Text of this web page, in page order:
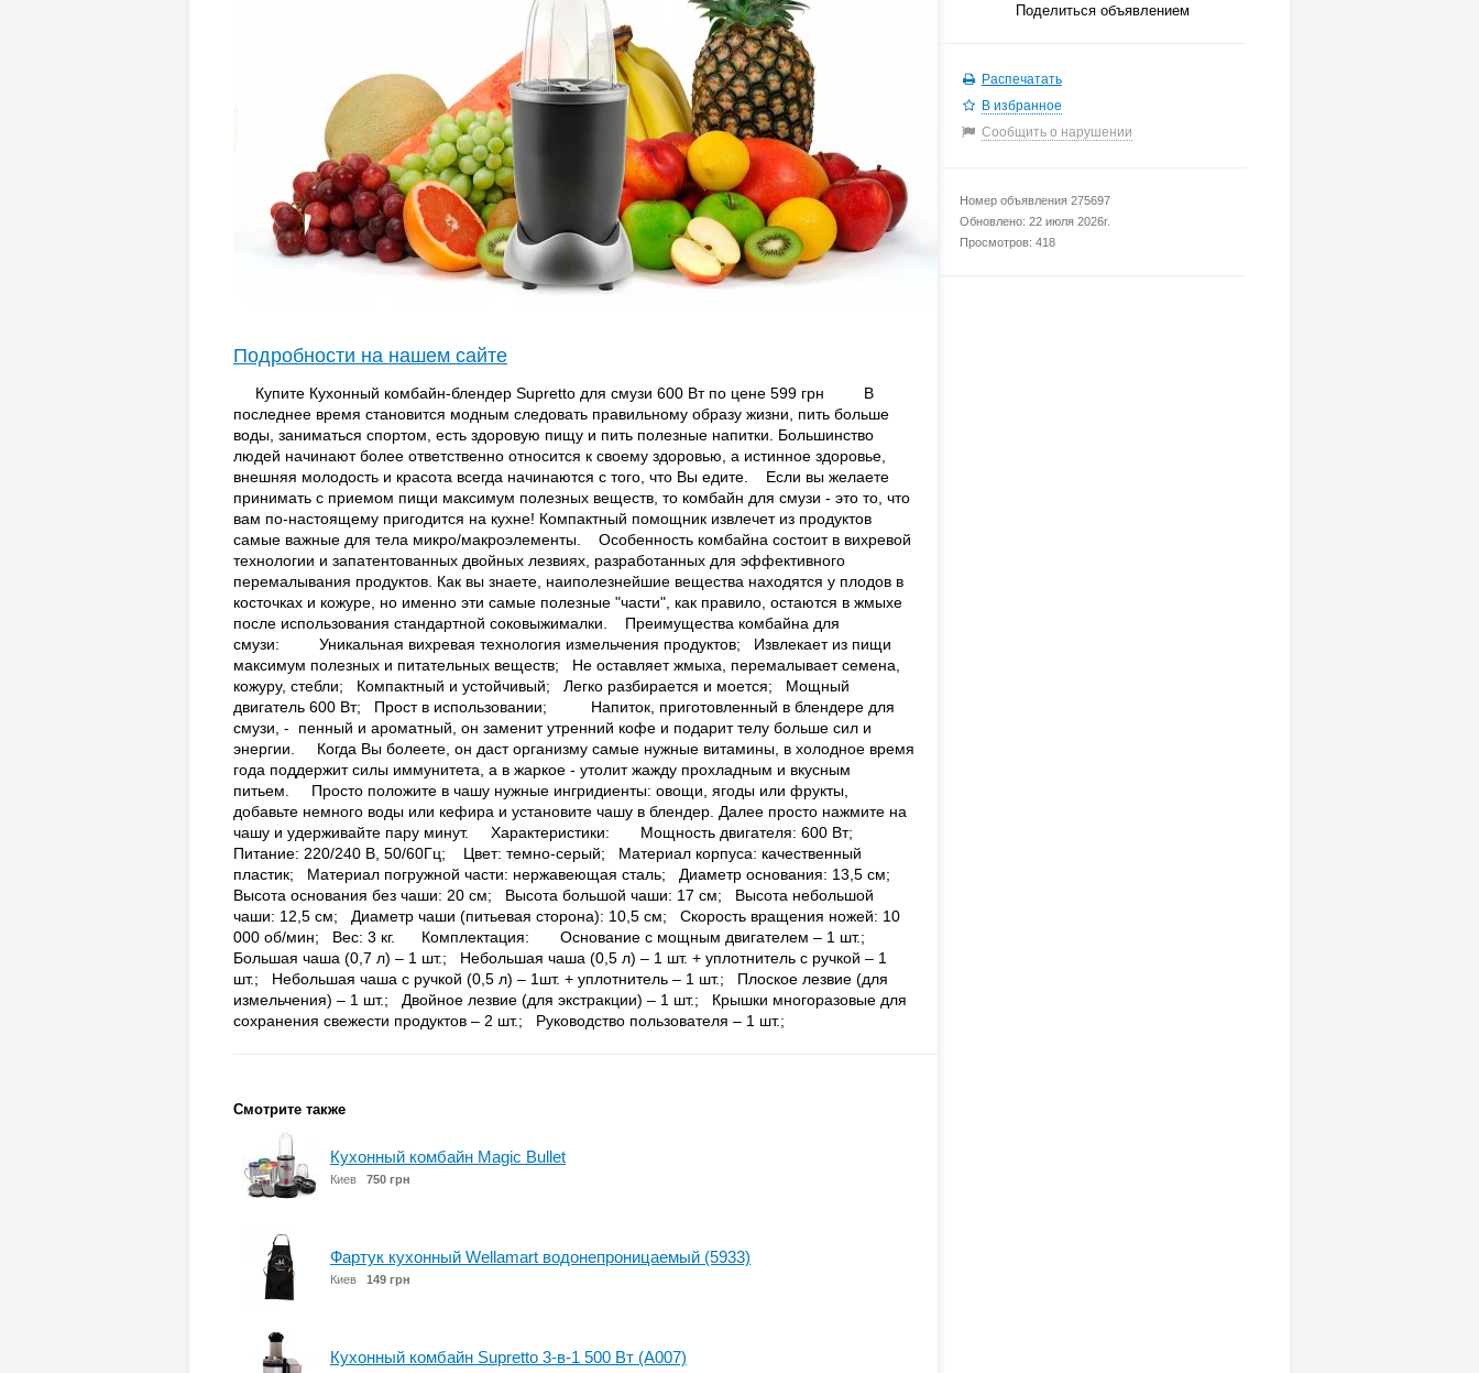
Подробности на нашем сайте
Купите Кухонный комбайн-блендер Supretto для смузи 600 Вт по цене 599 грн В
последнее время становится модным следовать правильному образу жизни, пить больше
воды, заниматься спортом, есть здоровую пищу и пить полезные напитки. Большинство
людей начинают более ответственно относится к своему здоровью, а истинное здоровье,
внешняя молодость и красота всегда начинаются с того, что Вы едите. Если вы желаете
принимать с приемом пищи максимум полезных веществ, то комбайн для смузи - это то, что
вам по-настоящему пригодится на кухне! Компактный помощник извлечет из продуктов
самые важные для тела микро/макроэлементы. Особенность комбайна состоит в вихревой
технологии и запатентованных двойных лезвиях, разработанных для эффективного
перемалывания продуктов. Как вы знаете, наиполезнейшие вещества находятся у плодов в
косточках и кожуре, но именно эти самые полезные "части", как правило, остаются в жмыхе
после использования стандартной соковыжималки. Преимущества комбайна для
смузи: Уникальная вихревая технология измельчения продуктов; Извлекает из пищи
максимум полезных и питательных веществ; Не оставляет жмыха, перемалывает семена,
кожуру, стебли; Компактный и устойчивый; Легко разбирается и моется; Мощный
двигатель 600 Вт; Прост в использовании; Напиток, приготовленный в блендере для
смузи, - пенный и ароматный, он заменит утренний кофе и подарит телу больше сил и
энергии. Когда Вы болеете, он даст организму самые нужные витамины, в холодное время
года поддержит силы иммунитета, а в жаркое - утолит жажду прохладным и вкусным
питьем. Просто положите в чашу нужные ингридиенты: овощи, ягоды или фрукты,
добавьте немного воды или кефира и установите чашу в блендер. Далее просто нажмите на
чашу и удерживайте пару минут. Характеристики: Мощность двигателя: 600 Вт;
Питание: 220/240 В, 50/60Гц; Цвет: темно-серый; Материал корпуса: качественный
пластик; Материал погружной части: нержавеющая сталь; Диаметр основания: 13,5 см;
Высота основания без чаши: 20 см; Высота большой чаши: 17 см; Высота небольшой
чаши: 12,5 см; Диаметр чаши (питьевая сторона): 10,5 см; Скорость вращения ножей: 10
000 об/мин; Вес: 3 кг. Комплектация: Основание с мощным двигателем – 1 шт.;
Большая чаша (0,7 л) – 1 шт.; Небольшая чаша (0,5 л) – 1 шт. + уплотнитель с ручкой – 1
шт.; Небольшая чаша с ручкой (0,5 л) – 1шт. + уплотнитель – 1 шт.; Плоское лезвие (для
измельчения) – 1 шт.; Двойное лезвие (для экстракции) – 1 шт.; Крышки многоразовые для
сохранения свежести продуктов – 2 шт.; Руководство пользователя – 1 шт.;
Смотрите также
Кухонный комбайн Magic Bullet
Киев 750 грн
Фартук кухонный Wellamart водонепроницаемый (5933)
Киев 149 грн
Кухонный комбайн Supretto 3-в-1 500 Вт (A007)
Поделиться объявлением
Распечатать
В избранное
Сообщить о нарушении
Номер объявления 275697
Обновлено: 22 июля 2026г.
Просмотров: 418